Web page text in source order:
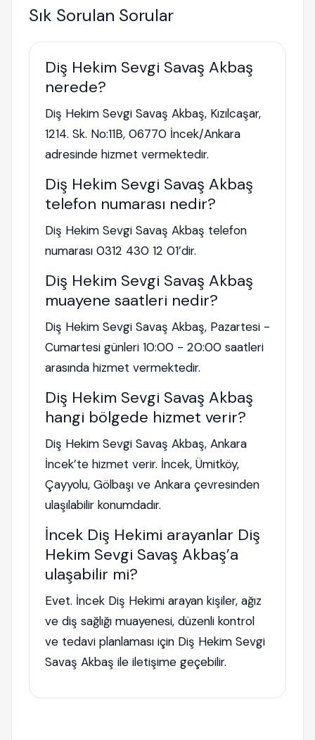
Sık Sorulan Sorular
Diş Hekim Sevgi Savaş Akbaş
nerede?
Diş Hekim Sevgi Savaş Akbaş, Kızılcaşar,
1214. Sk. No:11B, 06770 İncek/Ankara
adresinde hizmet vermektedir.
Diş Hekim Sevgi Savaş Akbaş
telefon numarası nedir?
Diş Hekim Sevgi Savaş Akbaş telefon
numarası 0312 430 12 01’dir.
Diş Hekim Sevgi Savaş Akbaş
muayene saatleri nedir?
Diş Hekim Sevgi Savaş Akbaş, Pazartesi -
Cumartesi günleri 10:00 - 20:00 saatleri
arasında hizmet vermektedir.
Diş Hekim Sevgi Savaş Akbaş
hangi bölgede hizmet verir?
Diş Hekim Sevgi Savaş Akbaş, Ankara
İncek’te hizmet verir. İncek, Ümitköy,
Çayyolu, Gölbaşı ve Ankara çevresinden
ulaşılabilir konumdadır.
İncek Diş Hekimi arayanlar Diş
Hekim Sevgi Savaş Akbaş’a
ulaşabilir mi?
Evet. İncek Diş Hekimi arayan kişiler, ağız
ve diş sağlığı muayenesi, düzenli kontrol
ve tedavi planlaması için Diş Hekim Sevgi
Savaş Akbaş ile iletişime geçebilir.